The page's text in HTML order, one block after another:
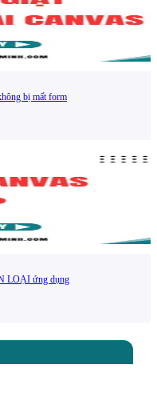
bị mất form
LOẠI ứng dụng